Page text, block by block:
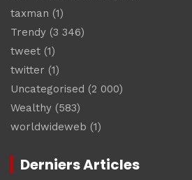
taxman (1)
Trendy (3 346)
tweet (1)
twitter (1)
Uncategorised (2 000)
Wealthy (583)
worldwideweb (1)
Derniers Articles